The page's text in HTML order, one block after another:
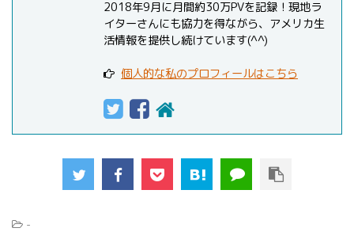
2018年9月に月間約30万PVを記録！現地ラ
イターさんにも協力を得ながら、アメリカ生
活情報を提供し続けています(^^)
個人的な私のプロフィールはこちら
-